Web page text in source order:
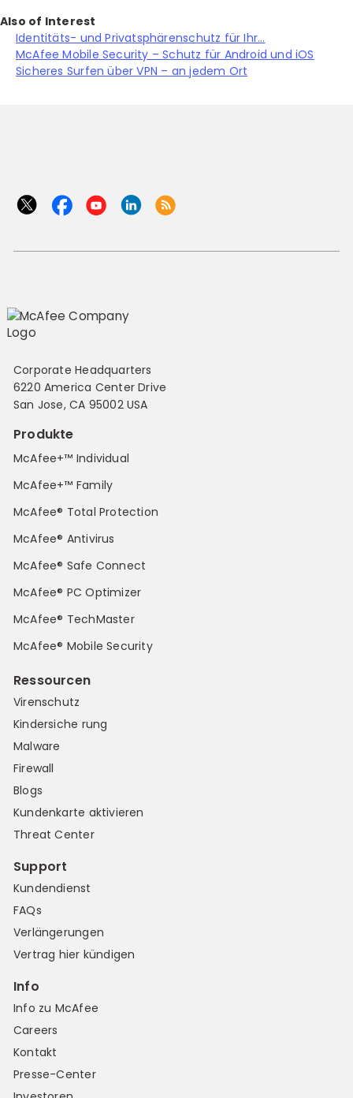
Also of Interest
Identitäts- und Privatsphärenschutz für Ihr...
McAfee Mobile Security – Schutz für Android und iOS
Sicheres Surfen über VPN – an jedem Ort
Corporate Headquarters
6220 America Center Drive
San Jose, CA 95002 USA
Produkte
McAfee+™ Individual
McAfee+™ Family
McAfee® Total Protection
McAfee® Antivirus
McAfee® Safe Connect
McAfee® PC Optimizer
McAfee® TechMaster
McAfee® Mobile Security
Ressourcen
Virenschutz
Kindersiche rung
Malware
Firewall
Blogs
Kundenkarte aktivieren
Threat Center
Support
Kundendienst
FAQs
Verlängerungen
Vertrag hier kündigen
Info
Info zu McAfee
Careers
Kontakt
Presse-Center